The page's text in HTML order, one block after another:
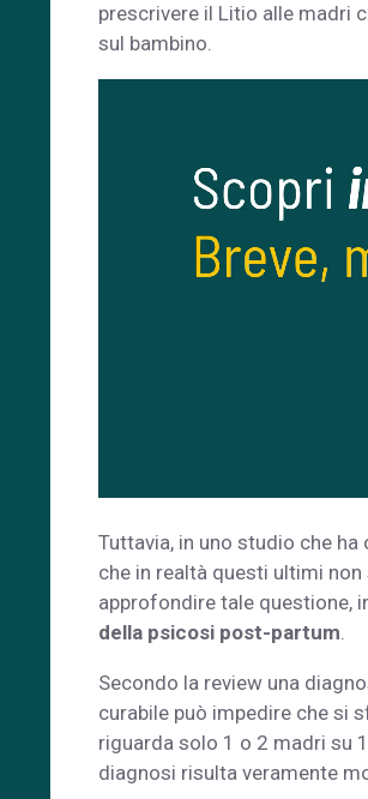
prescrivere il Litio alle madri
sul bambino.
Tuttavia, in uno studio che
che in realtà questi ultimi
approfondire tale questione,
della psicosi post-partum.
Secondo la review una
curabile può impedire che si
riguarda solo 1 o 2 madri su
diagnosi risulta veramente